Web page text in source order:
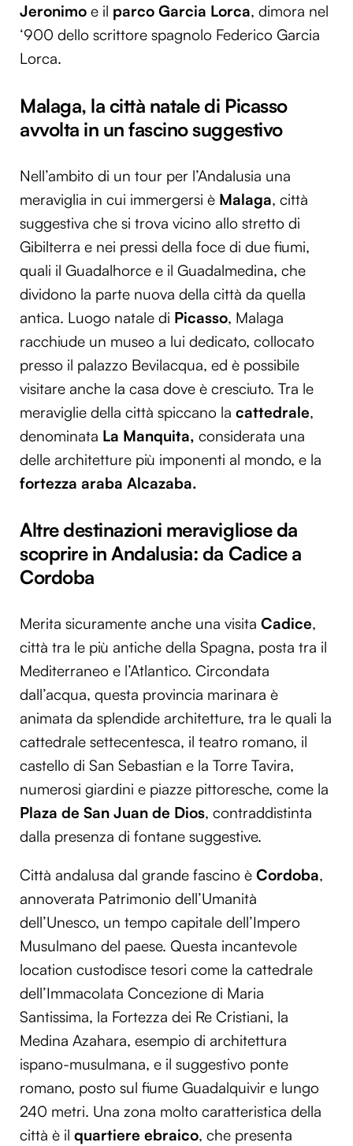
Jeronimo e il parco Garcia Lorca, dimora nel
‘900 dello scrittore spagnolo Federico Garcia
Lorca.
Malaga, la città natale di Picasso
avvolta in un fascino suggestivo
Nell’ambito di un tour per l’Andalusia una
meraviglia in cui immergersi è Malaga, città
suggestiva che si trova vicino allo stretto di
Gibilterra e nei pressi della foce di due fiumi,
quali il Guadalhorce e il Guadalmedina, che
dividono la parte nuova della città da quella
antica. Luogo natale di Picasso, Malaga
racchiude un museo a lui dedicato, collocato
presso il palazzo Bevilacqua, ed è possibile
visitare anche la casa dove è cresciuto. Tra le
meraviglie della città spiccano la cattedrale,
denominata La Manquita, considerata una
delle architetture più imponenti al mondo, e la
fortezza araba Alcazaba.
Altre destinazioni meravigliose da
scoprire in Andalusia: da Cadice a
Cordoba
Merita sicuramente anche una visita Cadice,
città tra le più antiche della Spagna, posta tra il
Mediterraneo e l’Atlantico. Circondata
dall’acqua, questa provincia marinara è
animata da splendide architetture, tra le quali la
cattedrale settecentesca, il teatro romano, il
castello di San Sebastian e la Torre Tavira,
numerosi giardini e piazze pittoresche, come la
Plaza de San Juan de Dios, contraddistinta
dalla presenza di fontane suggestive.
Città andalusa dal grande fascino è Cordoba,
annoverata Patrimonio dell’Umanità
dell’Unesco, un tempo capitale dell’Impero
Musulmano del paese. Questa incantevole
location custodisce tesori come la cattedrale
dell’Immacolata Concezione di Maria
Santissima, la Fortezza dei Re Cristiani, la
Medina Azahara, esempio di architettura
ispano-musulmana, e il suggestivo ponte
romano, posto sul fiume Guadalquivir e lungo
240 metri. Una zona molto caratteristica della
città è il quartiere ebraico, che presenta